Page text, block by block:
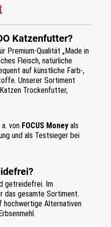
Katzenfutter?
Premium-Qualität „Made in
Fleisch, natürliche
auf künstliche Farb-,
Unserer Sortiment
Trockenfutter,
von FOCUS Money als
und als Testsieger bei
getreidefrei. Im
das gesamte Sortiment.
Alternativen